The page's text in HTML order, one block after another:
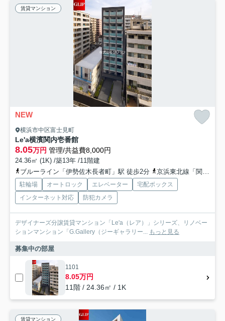
賃貸マンション
NEW
横浜市中区富士見町
Le'a横濱関内壱番館
8.05万円 管理/共益費8,000円
24.36㎡ (1K) /築13年 /11階建
ブルーライン「伊勢佐木長者町」駅 徒歩2分
京浜東北線「関内」駅 徒歩9分
駐輪場 オートロック エレベーター
宅配ボックス
インターネット対応
防犯カメラ
デザイナーズ分譲賃貸マンション「Le'a（レア）」シリーズ、リノベー
ションマンション「G.Gallery（ジーギャラリー... もっと見る
募集中の部屋
1101
8.05万円
11階 / 24.36㎡ / 1K
賃貸マンション